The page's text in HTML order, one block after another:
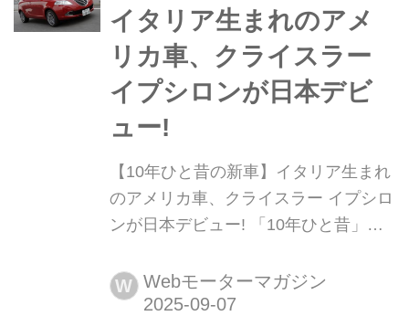
イタリア生まれのアメ
リカ車、クライスラー
イプシロンが日本デビ
ュー!
【10年ひと昔の新車】イタリア生まれ
のアメリカ車、クライスラー イプシロ
ンが日本デビュー! 「10年ひと昔」と
は環境や安全を重視する傾向が強まっ
ていた。そんな時代のニューモデル試
W Webモーターマガジン